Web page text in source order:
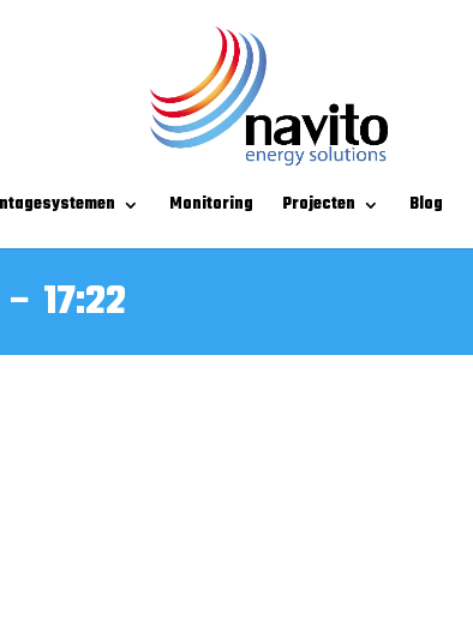
Monitoring Projecten Blog
17:22